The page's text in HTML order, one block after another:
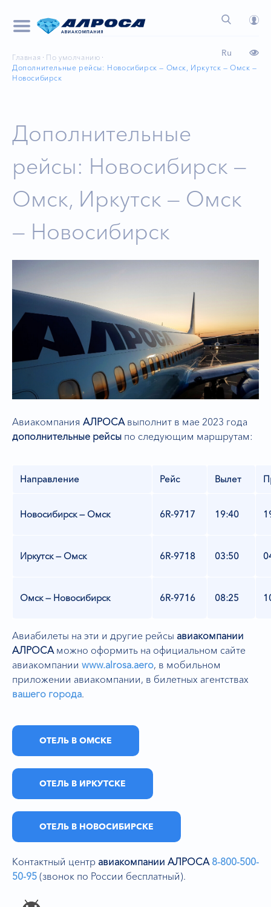
Ru
Главная
По умолчанию
Дополнительные рейсы: Новосибирск — Омск, Иркутск — Омск —
Новосибирск
Дополнительные
рейсы: Новосибирск —
Омск, Иркутск — Омск
— Новосибирск
Авиакомпания АЛРОСА выполнит в мае 2023 года
дополнительные рейсы по следующим маршрутам:
Направление Рейс Вылет
Новосибирск — Омск 6R-9717 19:40
Иркутск — Омск 6R-9718 03:50
Омск — Новосибирск 6R-9716 08:25
Авиабилеты на эти и другие рейсы авиакомпании
АЛРОСА можно оформить на официальном сайте
авиакомпании www.alrosa.aero, в мобильном
приложении авиакомпании, в билетных агентствах
вашего города.
ОТЕЛЬ В ОМСКЕ
ОТЕЛЬ В ИРКУТСКЕ
ОТЕЛЬ В НОВОСИБИРСКЕ
Контактный центр авиакомпании АЛРОСА 8-800-500-
50-95 (звонок по России бесплатный).